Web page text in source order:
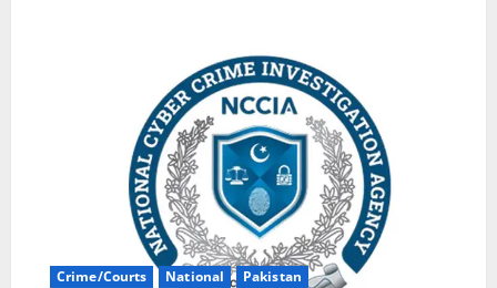
Crime/Courts National Pakistan